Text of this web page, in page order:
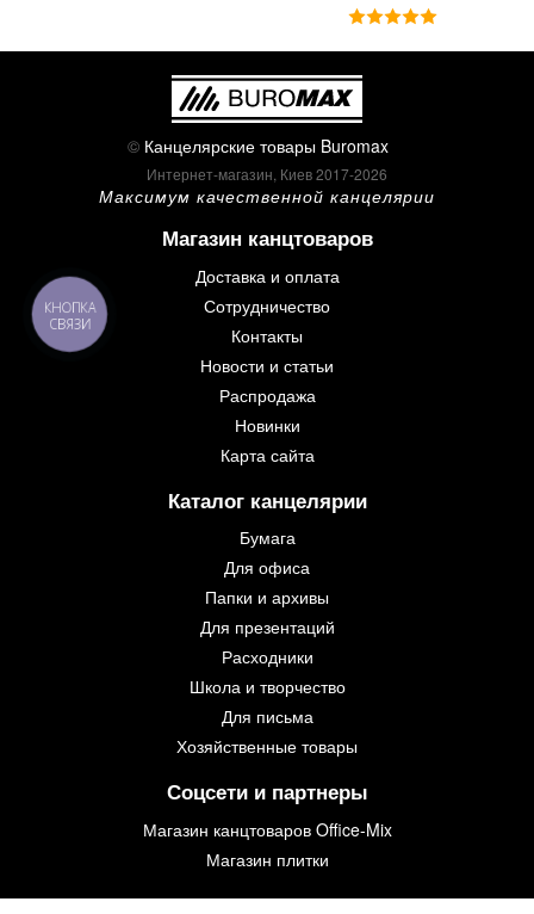
© Канцелярские товары Buromax
Интернет-магазин, Киев 2017-2026
Максимум качественной канцелярии
Магазин канцтоваров
Доставка и оплата
Сотрудничество
Контакты
Новости и статьи
Распродажа
Новинки
Карта сайта
Каталог канцелярии
Бумага
Для офиса
Папки и архивы
Для презентаций
Расходники
Школа и творчество
Для письма
Хозяйственные товары
Соцсети и партнеры
Магазин канцтоваров Office-Mix
Магазин плитки
КНОПКА
СВЯЗИ